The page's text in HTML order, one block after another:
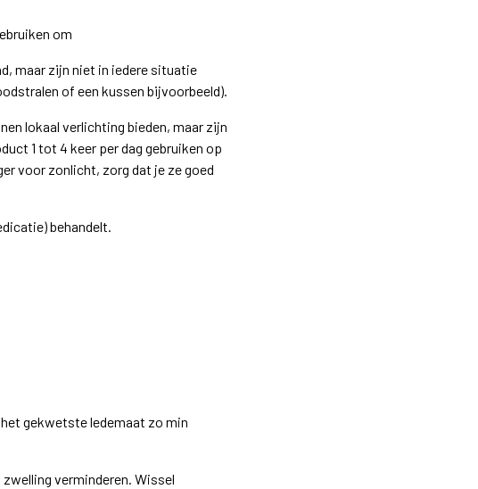
om
maar zijn niet in iedere situatie
of een kussen bijvoorbeeld).
lokaal verlichting bieden, maar zijn
1 tot 4 keer per dag gebruiken op
voor zonlicht, zorg dat je ze goed
behandelt.
gekwetste ledemaat zo min
verminderen. Wissel